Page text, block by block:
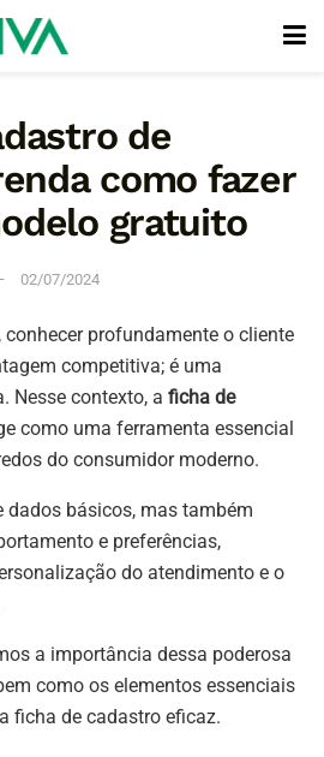
de
como fazer
gratuito
02/07/2024
profundamente o cliente
competitiva; é uma
Nesse contexto, a ficha de
como uma ferramenta essencial
do consumidor moderno.
dados básicos, mas também
e preferências,
do atendimento e o
a importância dessa poderosa
como os elementos essenciais
ficha de cadastro eficaz.